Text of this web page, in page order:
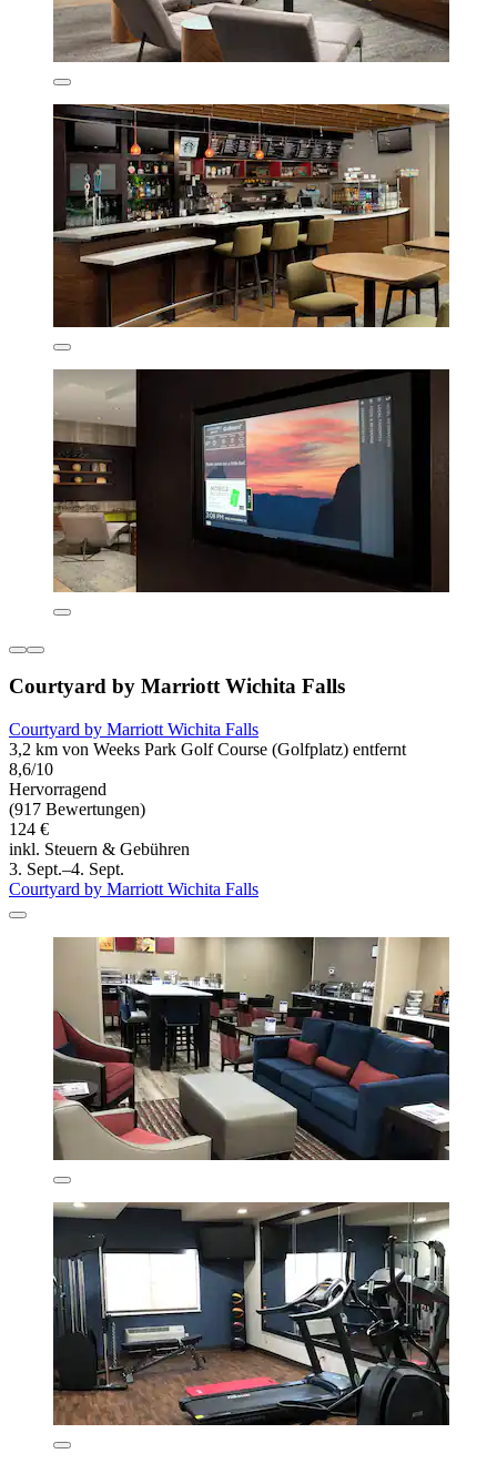
Courtyard by Marriott Wichita Falls
Courtyard by Marriott Wichita Falls
3,2 km von Weeks Park Golf Course (Golfplatz) entfernt
8,6/10
Hervorragend
(917 Bewertungen)
124 €
inkl. Steuern & Gebühren
3. Sept.–4. Sept.
Courtyard by Marriott Wichita Falls